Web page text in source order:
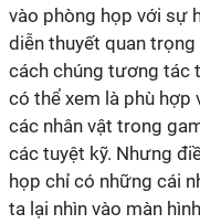
vào phòng họp với sự
diễn thuyết quan
cách chúng tương tác
có thể xem là phù hợp
các nhân vật trong
các tuyệt kỹ. Nhưng
họp chỉ có những cái
ta lại nhìn vào màn